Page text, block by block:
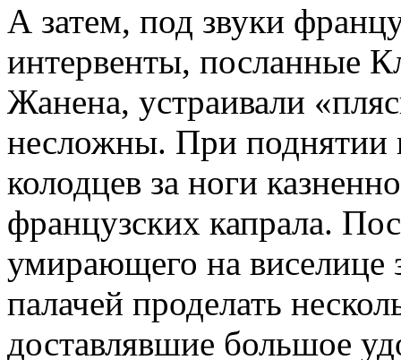
А затем, под звуки
интервенты, посланные
Жанена, устраивали
несложны. При поднятии
колодцев за ноги
французских капрала.
умирающего на виселице
палачей проделать
доставлявшие большое